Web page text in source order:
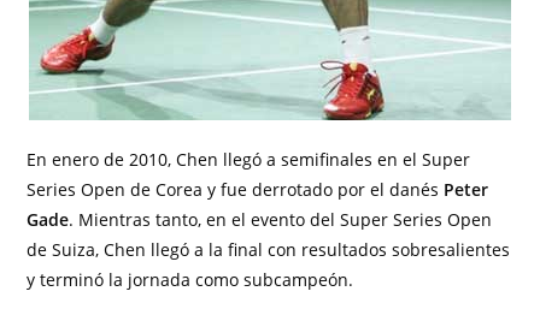
En enero de 2010, Chen llegó a semifinales en el Super
Series Open de Corea y fue derrotado por el danés Peter
Gade. Mientras tanto, en el evento del Super Series Open
de Suiza, Chen llegó a la final con resultados sobresalientes
y terminó la jornada como subcampeón.